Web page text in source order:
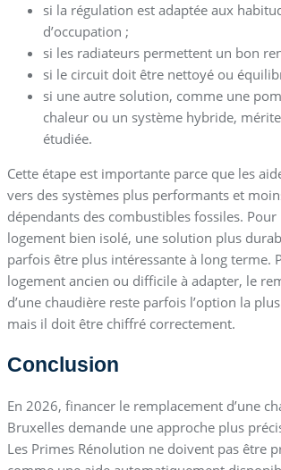
si la régulation est adaptée aux
d’occupation ;
si les radiateurs permettent un bon
si le circuit doit être nettoyé ou
si une autre solution, comme une
chaleur ou un système hybride, mérite
étudiée.
Cette étape est importante parce que les
vers des systèmes plus performants et
dépendants des combustibles fossiles. Pour
logement bien isolé, une solution plus
parfois être plus intéressante à long terme.
logement ancien ou difficile à adapter, le
d’une chaudière reste parfois l’option la
mais il doit être chiffré correctement.
Conclusion
En 2026, financer le remplacement d’une
Bruxelles demande une approche plus
Les Primes Rénolution ne doivent pas être